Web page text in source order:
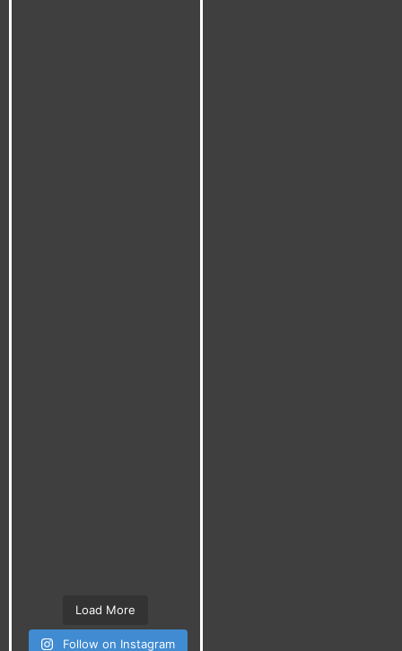
Load More
Follow on Instagram